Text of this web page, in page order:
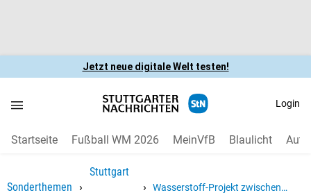
Jetzt neue digitale Welt testen!
Login
Startseite Fußball WM 2026 MeinVfB Blaulicht Auto
Sonderthemen ›
Stuttgart
›
Wasserstoff-Projekt zwischen